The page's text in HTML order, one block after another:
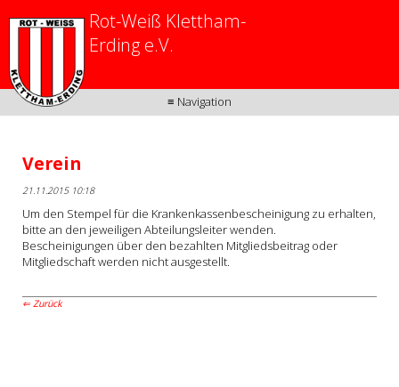
≡ Navigation
Rot-Weiß Klettham-
Erding e.V.
Verein
21.11.2015 10:18
Um den Stempel für die Krankenkassenbescheinigung zu erhalten,
bitte an den jeweiligen Abteilungsleiter wenden.
Bescheinigungen über den bezahlten Mitgliedsbeitrag oder
Mitgliedschaft werden nicht ausgestellt.
Zurück